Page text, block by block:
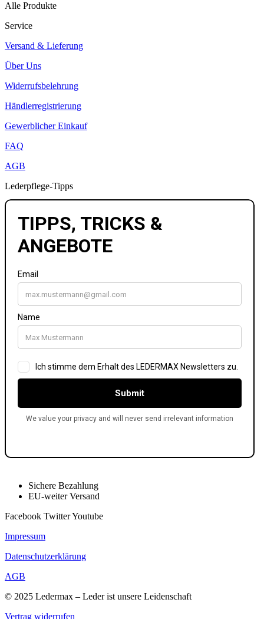
Alle Produkte
Service
Versand & Lieferung
Über Uns
Widerrufsbelehrung
Händlerregistrierung
Gewerblicher Einkauf
FAQ
AGB
Lederpflege-Tipps
Sichere Bezahlung
EU-weiter Versand
Facebook TwitterYoutube
Impressum
Datenschutzerklärung
AGB
© 2025 Ledermax – Leder ist unsere Leidenschaft
Vertrag widerrufen